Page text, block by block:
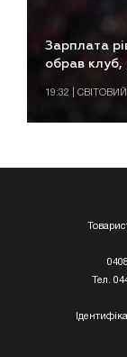
Зарплата
обрав клуб,
19:32 |
Тел.